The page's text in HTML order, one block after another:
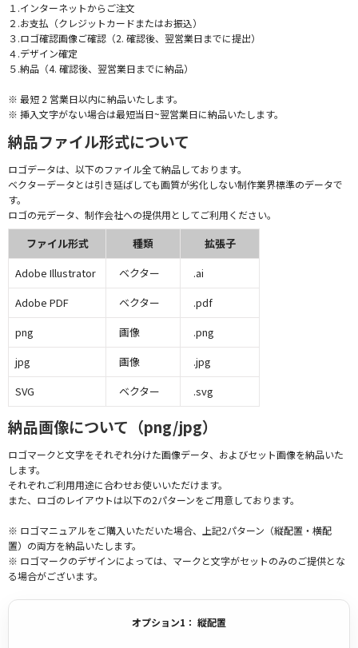
１.インターネットからご注文
２.お支払（クレジットカードまたはお振込）
３.ロゴ確認画像ご確認（2. 確認後、翌営業日までに提出）
４.デザイン確定
５.納品（4. 確認後、翌営業日までに納品）
※ 最短 2 営業日以内に納品いたします。
※ 挿入文字がない場合は最短当日~翌営業日に納品いたします。
納品ファイル形式について
ロゴデータは、以下のファイル全て納品しております。
ベクターデータとは引き延ばしても画質が劣化しない制作業界標準のデータで
す。
ロゴの元データ、制作会社への提供用としてご利用ください。
ファイル形式 種類
拡張子
Adobe Illustrator
ベクター
.ai
Adobe PDF
ベクター
.pdf
png
画像
.png
jpg
画像
.jpg
SVG
ベクター .svg
納品画像について（png/jpg）
ロゴマークと文字をそれぞれ分けた画像データ、およびセット画像を納品いた
します。
それぞれご利用用途に合わせお使いいただけます。
また、ロゴのレイアウトは以下の2パターンをご用意しております。
※ ロゴマニュアルをご購入いただいた場合、上記2パターン（縦配置・横配
置）の両方を納品いたします。
※ ロゴマークのデザインによっては、マークと文字がセットのみのご提供とな
る場合がございます。
オプション1： 縦配置